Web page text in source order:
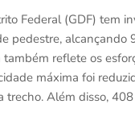
Federal (GDF) tem
pedestre,
reflete os
máxima foi
trecho. Além disso,